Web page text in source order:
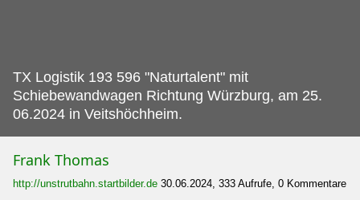
TX Logistik 193 596 "Naturtalent" mit
Schiebewandwagen Richtung Würzburg, am 25.
06.2024 in Veitshöchheim.
Frank Thomas
http://unstrutbahn.startbilder.de 30.06.2024, 333 Aufrufe, 0 Kommentare